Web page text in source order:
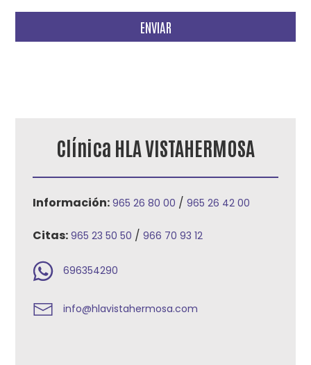
favor,
este
Clínica HLA VISTAHERMOSA
Información: 965 26 80 00 /965 26 42 00
Citas: 965 23 50 50 /966 70 93 12
696354290
info@hlavistahermosa.com